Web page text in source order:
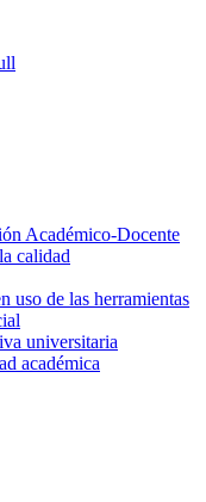
Académico-Docente
calidad
uso de las herramientas
universitaria
académica